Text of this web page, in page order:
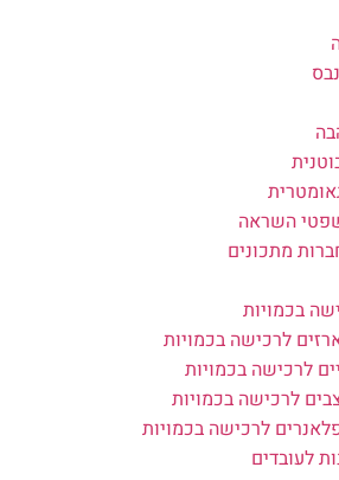
השראה
מתכונים
בכמויות
לרכישה בכמויות
לרכישה בכמויות
לרכישה בכמויות
לרכישה בכמויות
לעובדים